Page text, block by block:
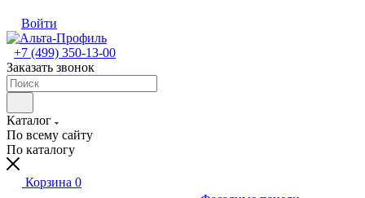
Войти
+7 (499) 350-13-00
Заказать звонок
Каталог
По всему сайту
По каталогу
Корзина 0